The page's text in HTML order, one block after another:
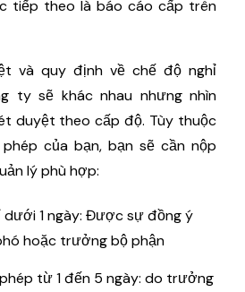
tiếp theo là báo cáo cấp trên
và quy định về chế độ nghỉ
ty sẽ khác nhau nhưng nhìn
duyệt theo cấp độ. Tùy thuộc
của bạn, bạn sẽ cần nộp
lý phù hợp:
dưới 1 ngày: Được sự đồng ý
hoặc trưởng bộ phận
từ 1 đến 5 ngày: do trưởng